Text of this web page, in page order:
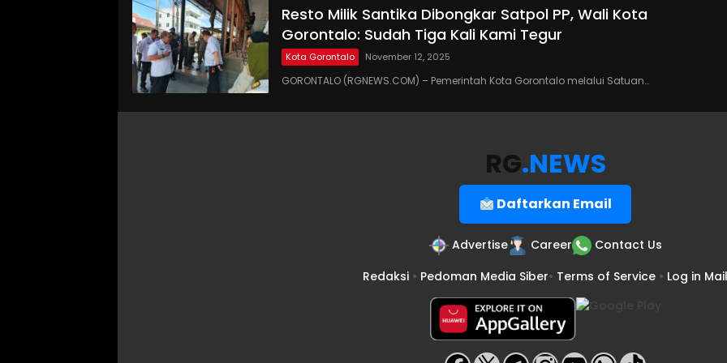
Resto Milik Santika Dibongkar Satpol PP, Wali Kota
Gorontalo: Sudah Tiga Kali Kami Tegur
Kota Gorontalo November 12, 2025
GORONTALO (RGNEWS.COM) – Pemerintah Kota Gorontalo melalui Satuan…
RG.NEWS
Daftarkan Email
Advertise Career
Contact Us
Redaksi • Pedoman Media Siber• Terms of Service • Log in Mail